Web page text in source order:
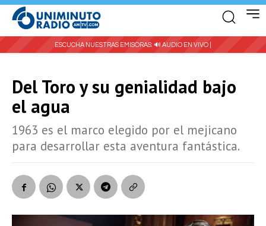
ESCUCHA NUESTRAS EMISORAS: 🔊 AUDIO EN VIVO |
Del Toro y su genialidad bajo
el agua
1963 es el marco elegido por el mejicano
para desarrollar esta aventura fantástica.